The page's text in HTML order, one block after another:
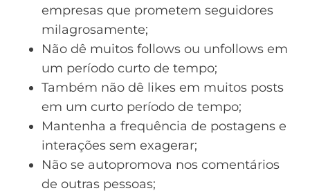
empresas que prometem seguidores
milagrosamente;
Não dê muitos follows ou unfollows em
um período curto de tempo;
Também não dê likes em muitos posts
em um curto período de tempo;
Mantenha a frequência de postagens e
interações sem exagerar;
Não se autopromova nos comentários
de outras pessoas;